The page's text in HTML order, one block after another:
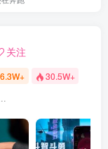
关注
6.3W+ 30.5W+